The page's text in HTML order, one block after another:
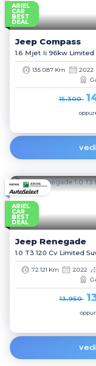
ARIEL
CAR
BEST
DEAL
Jeep Compass
1.6 Mjet Ii 96kw Limited
135.087 Km 2022
15.300
ARIEL
CAR
BEST
DEAL
Jeep Renegade
1.0 T3 120 Cv Limited
72.121 Km 2022
13.950